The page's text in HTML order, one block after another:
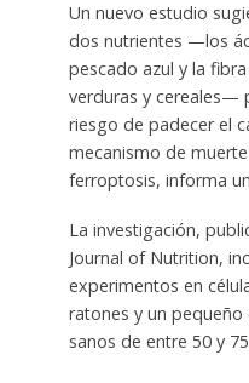
Un nuevo estudio
dos nutrientes —los
pescado azul y la
verduras y cereales—
riesgo de padecer el
mecanismo de
ferroptosis, informa
La investigación,
Journal of Nutrition,
experimentos en
ratones y un
sanos de entre 50 y